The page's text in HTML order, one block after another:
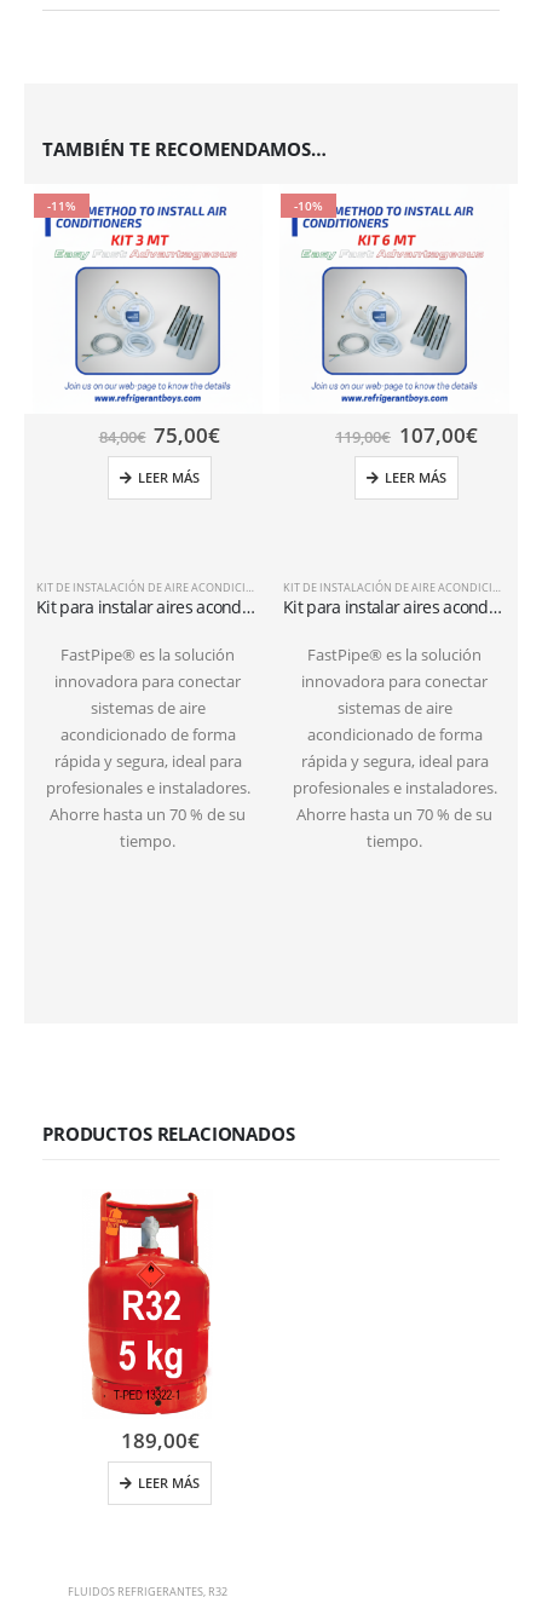
TAMBIÉN TE RECOMENDAMOS…
-11%
KIT DE INSTALACIÓN DE AIRE ACONDICIONADO
Kit para instalar aires acondicionados en suelo con tubería de 3 metros 1/4″+3/8″SAE
FastPipe® es la solución
innovadora para conectar
sistemas de aire
acondicionado de forma
rápida y segura, ideal para
profesionales e instaladores.
Ahorre hasta un 70 % de su
tiempo.
84,00€ 75,00€
LEER MÁS
-10%
KIT DE INSTALACIÓN DE AIRE ACONDICIONADO
Kit para instalar aires acondicionados en suelo con tubería de 6 metros 1/4″+3/8″SAE
FastPipe® es la solución
innovadora para conectar
sistemas de aire
acondicionado de forma
rápida y segura, ideal para
profesionales e instaladores.
Ahorre hasta un 70 % de su
tiempo.
119,00€ 107,00€
LEER MÁS
PRODUCTOS RELACIONADOS
FLUIDOS REFRIGERANTES, R32
189,00€
LEER MÁS